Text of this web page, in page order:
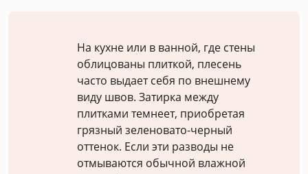
На кухне или в ванной, где стены
облицованы плиткой, плесень
часто выдает себя по внешнему
виду швов. Затирка между
плитками темнеет, приобретая
грязный зеленовато-черный
оттенок. Если эти разводы не
отмываются обычной влажной